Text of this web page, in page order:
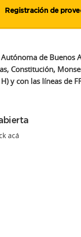
de Buenos
Constitución,
y con las líneas de
acá